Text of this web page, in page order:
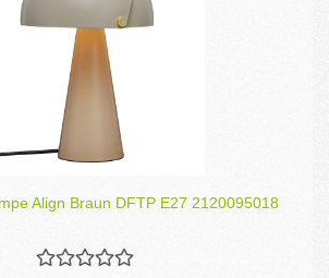
Align Braun DFTP E27 2120095018